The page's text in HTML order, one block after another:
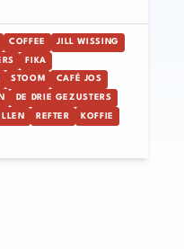
COFFEE JILL WISSING
FIKA
STOOM CAFÉ JOS
DE DRIE GEZUSTERS
REFTER KOFFIE